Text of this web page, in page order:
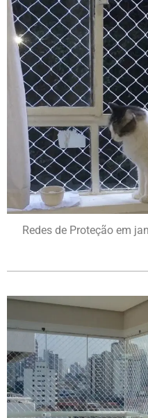
Redes de Proteção em